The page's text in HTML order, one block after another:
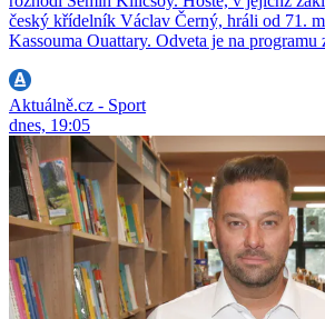
český křídelník Václav Černý, hráli od 71.
Kassouma Ouattary. Odveta je na programu
Aktuálně.cz - Sport
dnes, 19:05